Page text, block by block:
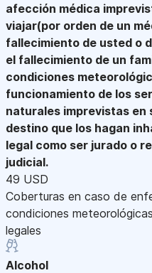
afección médica
viajar(por orden de un
fallecimiento de usted o
el fallecimiento de un
condiciones
funcionamiento de los
naturales imprevistas en
destino que los hagan
legal como ser jurado o
judicial.
49 USD
Coberturas en caso de
condiciones
legales
Alcohol